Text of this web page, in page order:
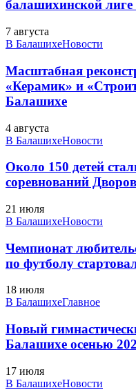
балашихинской
7 августа
В БалашихеНовости
Масштабная
«Керамик» и
Балашихе
4 августа
В БалашихеНовости
Около 150 детей
соревнований
21 июля
В БалашихеНовости
Чемпионат
по футболу
18 июля
В БалашихеГлавное
Новый
Балашихе осенью
17 июля
В БалашихеНовости